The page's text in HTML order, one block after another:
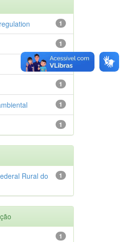
1
1
1
1
1
1
1
Rural do
1